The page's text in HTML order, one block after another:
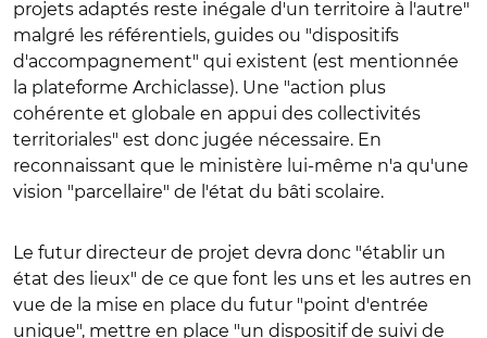
projets adaptés reste inégale d'un territoire à l'autre"
malgré les référentiels, guides ou "dispositifs
d'accompagnement" qui existent (est mentionnée
la plateforme Archiclasse). Une "action plus
cohérente et globale en appui des collectivités
territoriales" est donc jugée nécessaire. En
reconnaissant que le ministère lui-même n'a qu'une
vision "parcellaire" de l'état du bâti scolaire.
Le futur directeur de projet devra donc "établir un
état des lieux" de ce que font les uns et les autres en
vue de la mise en place du futur "point d'entrée
unique", mettre en place "un dispositif de suivi de